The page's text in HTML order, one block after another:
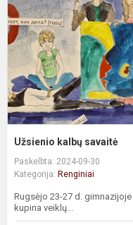
Užsienio kalbų savaitė
Paskelbta: 2024-09-30
Kategorija: Renginiai
Rugsėjo 23-27 d. gimnazijoje
kupina veiklų...